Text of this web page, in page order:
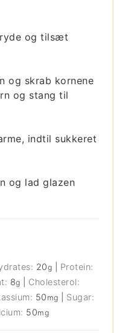
og tilsæt
og skrab kornene
og stang til
indtil sukkeret
og lad glazen
20g
Protein:
8g
Cholesterol:
50 mg
Sugar:
50mg